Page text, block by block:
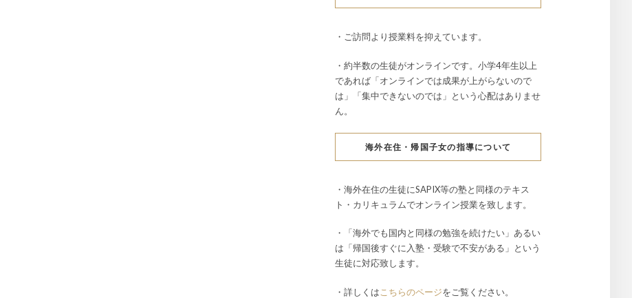
・ご訪問より授業料を抑えています。
・約半数の生徒がオンラインです。小学4年生以上
であれば「オンラインでは成果が上がらないので
は」「集中できないのでは」という心配はありませ
ん。
海外在住・帰国子女の指導について
・海外在住の生徒にSAPIX等の塾と同様のテキス
ト・カリキュラムでオンライン授業を致します。
・「海外でも国内と同様の勉強を続けたい」あるい
は「帰国後すぐに入塾・受験で不安がある」という
生徒に対応致します。
・詳しくは こちらのページをご覧ください。